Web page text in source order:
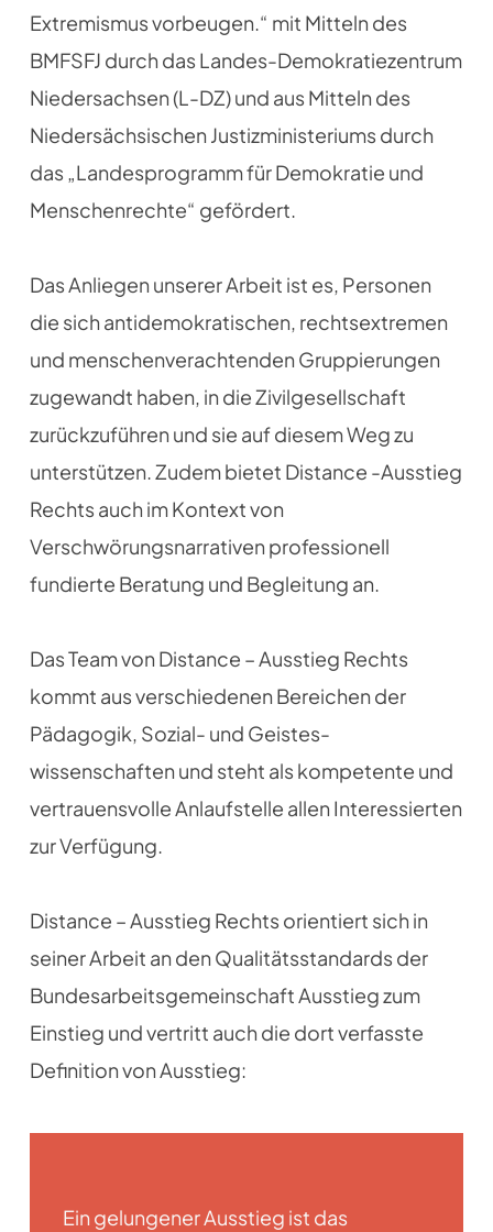
Extremismus vorbeugen.“ mit Mitteln des
BMFSFJ durch das Landes-Demokratiezentrum
Niedersachsen (L-DZ) und aus Mitteln des
Niedersächsischen Justizministeriums durch
das „Landesprogramm für Demokratie und
Menschenrechte“ gefördert.
Das Anliegen unserer Arbeit ist es, Personen
die sich antidemokratischen, rechtsextremen
und menschenverachtenden Gruppierungen
zugewandt haben, in die Zivilgesellschaft
zurückzuführen und sie auf diesem Weg zu
unterstützen. Zudem bietet Distance -Ausstieg
Rechts auch im Kontext von
Verschwörungsnarrativen professionell
fundierte Beratung und Begleitung an.
Das Team von Distance – Ausstieg Rechts
kommt aus verschiedenen Bereichen der
Pädagogik, Sozial- und Geistes-
wissenschaften und steht als kompetente und
vertrauensvolle Anlaufstelle allen Interessierten
zur Verfügung.
Distance – Ausstieg Rechts orientiert sich in
seiner Arbeit an den Qualitätsstandards der
Bundesarbeitsgemeinschaft Ausstieg zum
Einstieg und vertritt auch die dort verfasste
Definition von Ausstieg:
Ein gelungener Ausstieg ist das